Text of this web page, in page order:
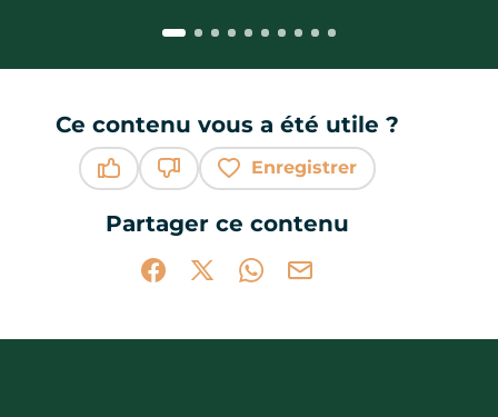
Ce contenu vous a été utile ?
Enregistrer
Partager ce contenu
Partager sur Facebook (nouvelle
Partager sur X / Twitter (nouvelle
Partager sur WhatsApp
Partager par mail